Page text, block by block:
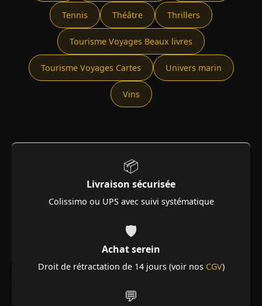
Tennis Théâtre Thrillers
Tourisme Voyages Beaux livres
Tourisme Voyages Cartes Univers marin
Vins
📦
Livraison sécurisée
Colissimo ou UPS avec suivi systématique
🛡️
Achat serein
Droit de rétractation de 14 jours (voir nos CGV)
💬